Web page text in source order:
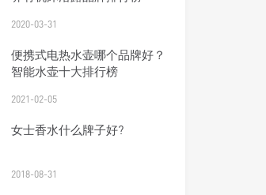
2020-03-31
便携式电热水壶哪个品牌好？
智能水壶十大排行榜
2021-02-05
女士香水什么牌子好?
2018-08-31